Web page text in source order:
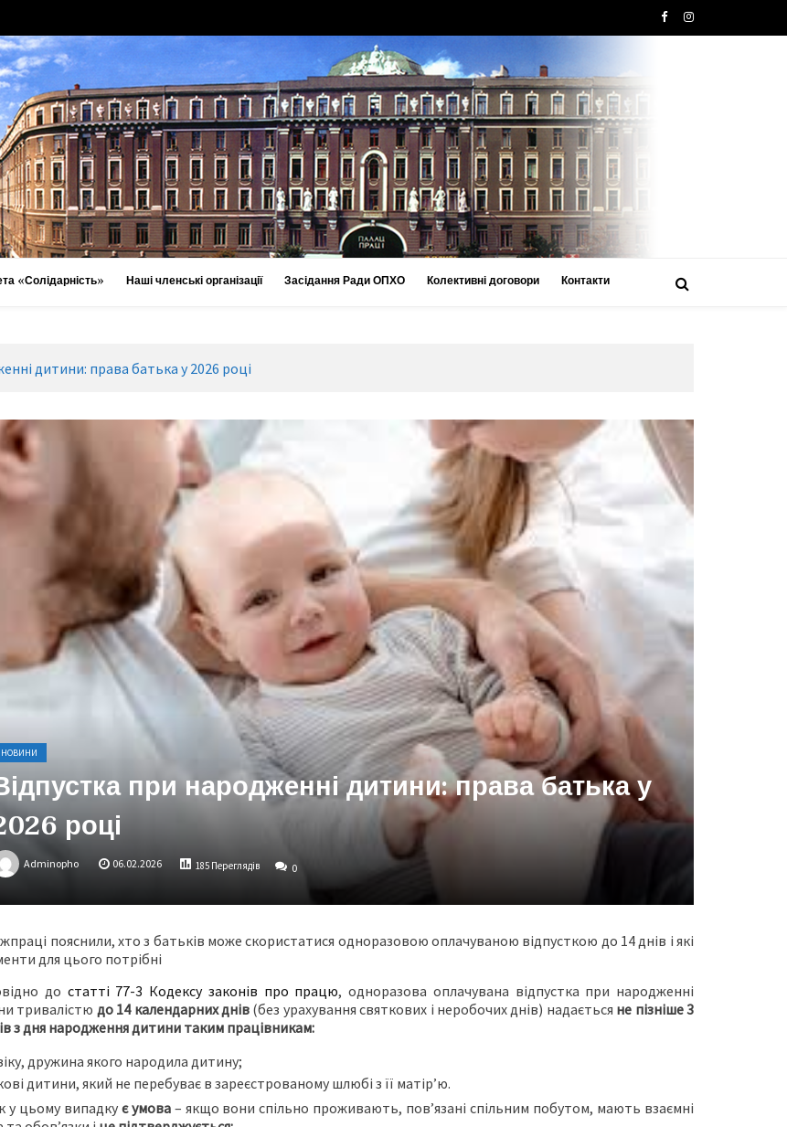
«Солідарність» Наші членські організації Засідання Ради ОПХО Колективні договори Контакти
дитини: права батька у 2026 році
НОВИНИ
при народженні дитини: права батька у
році
Adminopho 06.02.2026 185 Переглядів 0
пояснили, хто з батьків може скористатися одноразовою оплачуваною відпусткою до 14 днів і які
для цього потрібні
до статті 77-3 Кодексу законів про працю, одноразова оплачувана відпустка при народженні
тривалістю до 14 календарних днів (без урахування святкових і неробочих днів) надається не пізніше 3
з дня народження дитини таким працівникам:
дружина якого народила дитину;
дитини, який не перебуває в зареєстрованому шлюбі з її матір’ю.
у цьому випадку є умова– якщо вони спільно проживають, пов’язані спільним побутом, мають взаємні